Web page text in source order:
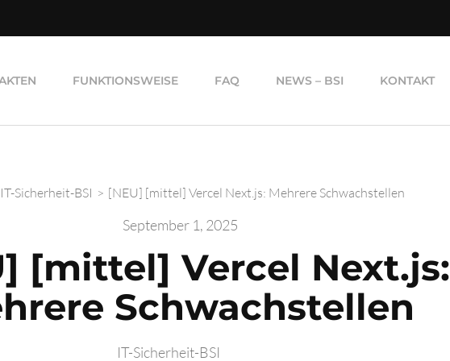
FUNKTIONSWEISE FAQ NEWS – BSI KONTAKT
IT-Sicherheit-BSI > [NEU] [mittel] Vercel Next.js: Mehrere Schwachstellen
September 1, 2025
[mittel] Vercel Next.js:
Schwachstellen
IT-Sicherheit-BSI